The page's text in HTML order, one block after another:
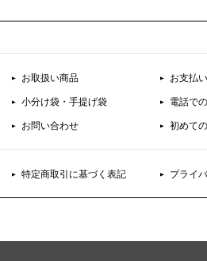
お取扱い商品 お支払
小分け袋・手提げ袋 電話で
お問い合わせ 初めて
特定商取引に基づく表記 プライ